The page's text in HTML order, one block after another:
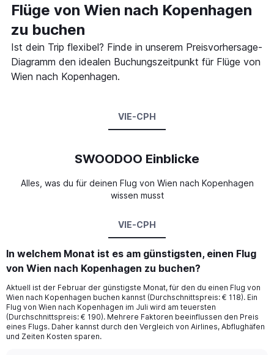
Flüge von Wien nach Kopenhagen
zu buchen
Ist dein Trip flexibel? Finde in unserem Preisvorhersage-
Diagramm den idealen Buchungszeitpunkt für Flüge von
Wien nach Kopenhagen.
VIE-CPH
SWOODOO Einblicke
Alles, was du für deinen Flug von Wien nach Kopenhagen
wissen musst
VIE-CPH
In welchem Monat ist es am günstigsten, einen Flug
von Wien nach Kopenhagen zu buchen?
Aktuell ist der Februar der günstigste Monat, für den du einen Flug von
Wien nach Kopenhagen buchen kannst (Durchschnittspreis: € 118). Ein
Flug von Wien nach Kopenhagen im Juli wird am teuersten
(Durchschnittspreis: € 190). Mehrere Faktoren beeinflussen den Preis
eines Flugs. Daher kannst durch den Vergleich von Airlines, Abflughäfen
und Zeiten Kosten sparen.